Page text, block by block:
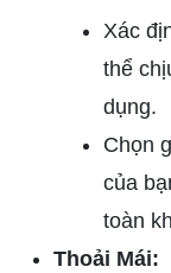
Xác
thể
dụng.
Chọn
của
toàn
Thoải Mái: